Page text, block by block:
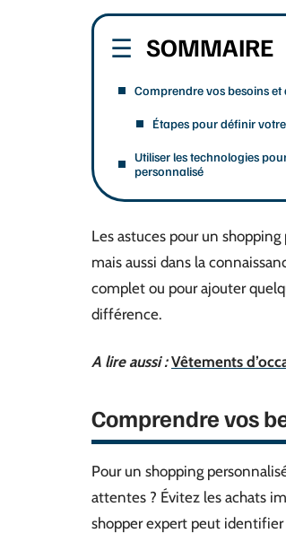
SOMMAIRE
Comprendre vos besoins
Étapes pour définir
Utiliser les technologies
personnalisé
Les astuces pour un
mais aussi dans la
complet ou pour ajouter
différence.
A lire aussi : Vêtements
Comprendre vos
Pour un shopping
attentes ? Évitez les achats
shopper expert peut